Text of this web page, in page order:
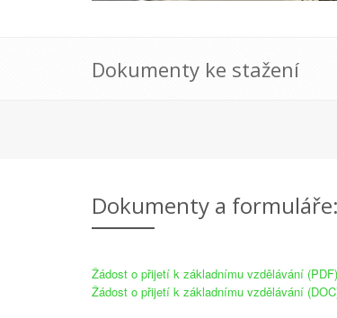
Dokumenty ke stažení
Dokumenty a formuláře:
Žádost o přijetí k základnímu vzdělávání (PDF)
Žádost o přijetí k základnímu vzdělávání